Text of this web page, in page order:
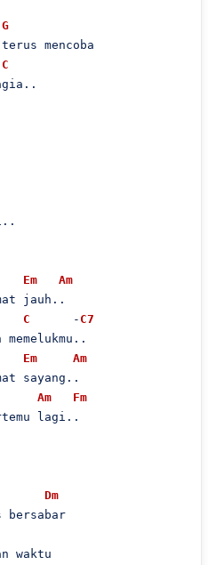
G
mencoba
C
Em
Am
jauh..
C
      -
C7
Em
Am
sayang..
Am
Fm
lagi..
Dm
bersabar
waktu